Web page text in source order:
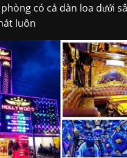
có cả dàn loa dưới
luôn